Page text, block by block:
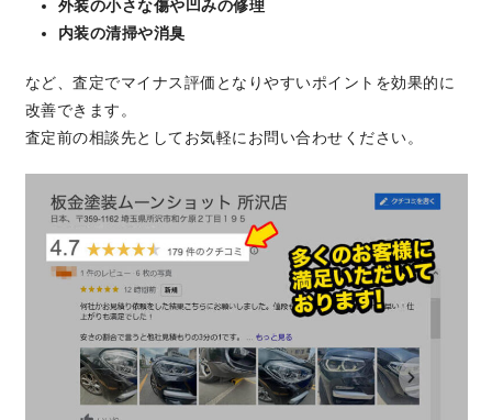
外装の小さな傷や凹みの修理
内装の清掃や消臭
など、査定でマイナス評価となりやすいポイントを効果的に
改善できます。
査定前の相談先としてお気軽にお問い合わせください。